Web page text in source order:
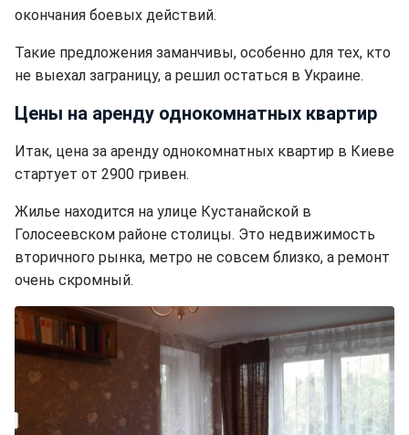
окончания боевых действий.
Такие предложения заманчивы, особенно для тех, кто
не выехал заграницу, а решил остаться в Украине.
Цены на аренду однокомнатных квартир
Итак, цена за аренду однокомнатных квартир в Киеве
стартует от 2900 гривен.
Жилье находится на улице Кустанайской в
Голосеевском районе столицы. Это недвижимость
вторичного рынка, метро не совсем близко, а ремонт
очень скромный.